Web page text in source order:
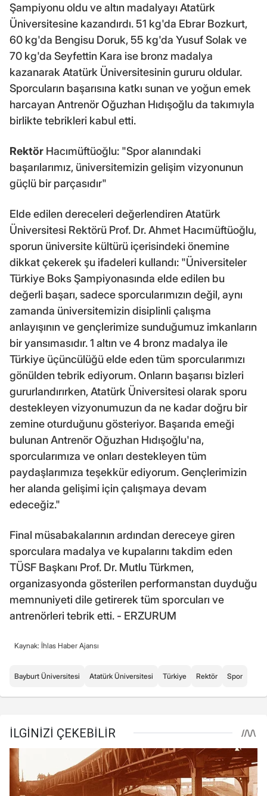
Şampiyonu oldu ve altın madalyayı Atatürk
Üniversitesine kazandırdı. 51 kg'da Ebrar Bozkurt,
60 kg'da Bengisu Doruk, 55 kg'da Yusuf Solak ve
70 kg'da Seyfettin Kara ise bronz madalya
kazanarak Atatürk Üniversitesinin gururu oldular.
Sporcuların başarısına katkı sunan ve yoğun emek
harcayan Antrenör Oğuzhan Hıdışoğlu da takımıyla
birlikte tebrikleri kabul etti.
Rektör Hacımüftüoğlu: "Spor alanındaki
başarılarımız, üniversitemizin gelişim vizyonunun
güçlü bir parçasıdır"
Elde edilen dereceleri değerlendiren Atatürk
Üniversitesi Rektörü Prof. Dr. Ahmet Hacımüftüoğlu,
sporun üniversite kültürü içerisindeki önemine
dikkat çekerek şu ifadeleri kullandı: "Üniversiteler
Türkiye Boks Şampiyonasında elde edilen bu
değerli başarı, sadece sporcularımızın değil, aynı
zamanda üniversitemizin disiplinli çalışma
anlayışının ve gençlerimize sunduğumuz imkanların
bir yansımasıdır. 1 altın ve 4 bronz madalya ile
Türkiye üçüncülüğü elde eden tüm sporcularımızı
gönülden tebrik ediyorum. Onların başarısı bizleri
gururlandırırken, Atatürk Üniversitesi olarak sporu
destekleyen vizyonumuzun da ne kadar doğru bir
zemine oturduğunu gösteriyor. Başarıda emeği
bulunan Antrenör Oğuzhan Hıdışoğlu'na,
sporcularımıza ve onları destekleyen tüm
paydaşlarımıza teşekkür ediyorum. Gençlerimizin
her alanda gelişimi için çalışmaya devam
edeceğiz."
Final müsabakalarının ardından dereceye giren
sporculara madalya ve kupalarını takdim eden
TÜSF Başkanı Prof. Dr. Mutlu Türkmen,
organizasyonda gösterilen performanstan duyduğu
memnuniyeti dile getirerek tüm sporcuları ve
antrenörleri tebrik etti. - ERZURUM
Kaynak: İhlas Haber Ajansı
Bayburt Üniversitesi Atatürk Üniversitesi Türkiye Rektör Spor